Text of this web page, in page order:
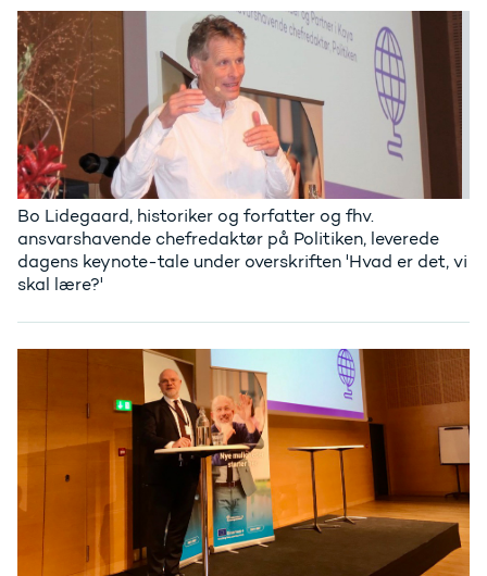
Bo Lidegaard, historiker og forfatter og fhv.
ansvarshavende chefredaktør på Politiken, leverede
dagens keynote-tale under overskriften 'Hvad er det, vi
skal lære?'